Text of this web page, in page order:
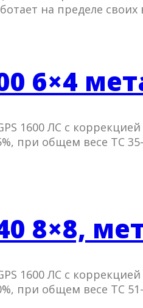
на пределе
6×4
1600 ЛС с
при общем весе ТС
8×8,
1600 ЛС с
при общем весе ТС